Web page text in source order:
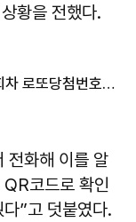
황을 전했다.
"온 집안 물바다 된 꿈을 꾼 뒤"…1220회차 로또당첨번호조회 주목
전화해 이를 알
코드로 확인
”고 덧붙였다.